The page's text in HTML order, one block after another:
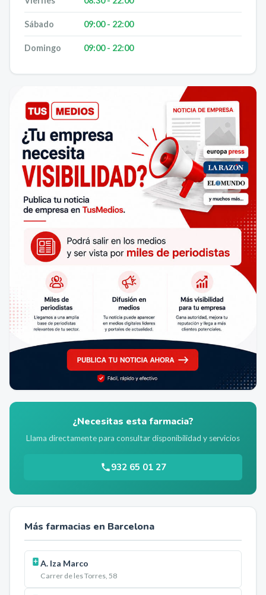
Sábado 09:00 - 22:00
Domingo 09:00 - 22:00
¿Necesitas esta farmacia?
Llama directamente para consultar disponibilidad y servicios
932 65 01 27
Más farmacias en Barcelona
A. Iza Marco
Carrer de les Torres, 58